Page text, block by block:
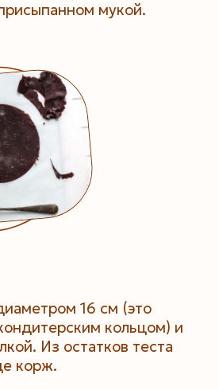
мукой.
16 см (это
кольцом) и
Из остатков теста
корж.